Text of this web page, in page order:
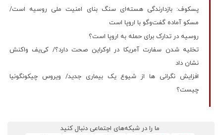
پسکوف: بازدارندگی هسته‌ای سنگ بنای امنیت ملی روسیه است/
مسکو آماده گفت‌وگو با اروپا است
روسیه در تدارک برای حمله به اروپا است؟
تخلیه شدن سفارت آمریکا در اوکراین صحت دارد؟/ کی‌یف واکنش
نشان داد
افزایش نگرانی ها از شیوع یک بیماری جدید/ ویروس چیکونگونیا
چیست؟
ما را در شبکه‌های اجتماعی دنبال کنید